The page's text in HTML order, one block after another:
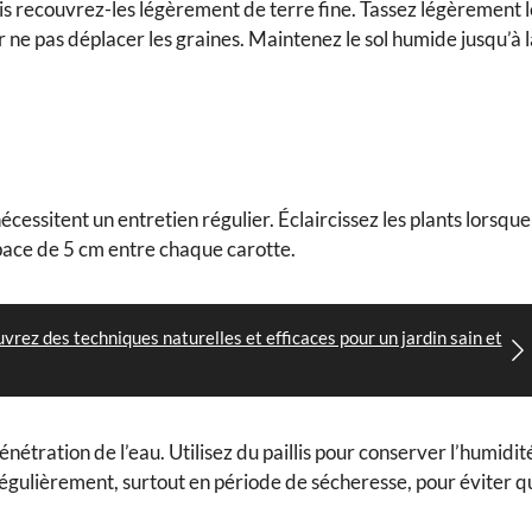
recouvrez-les légèrement de terre fine. Tassez légèrement
pas déplacer les graines. Maintenez le sol humide jusqu’à
un entretien régulier. Éclaircissez les plants lorsque
de 5 cm entre chaque carotte.
des techniques naturelles et efficaces pour un jardin sain et
de l’eau. Utilisez du paillis pour conserver
surtout en période de sécheresse, pour éviter